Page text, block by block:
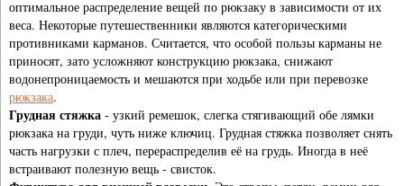
оптимальное распределение вещей по рюкзаку в зависимости от их
веса. Некоторые путешественники являются категорическими
противниками карманов. Считается, что особой пользы карманы не
приносят, зато усложняют конструкцию рюкзака, снижают
водонепроницаемость и мешаются при ходьбе или при перевозке
рюкзака.
Грудная стяжка - узкий ремешок, слегка стягивающий обе лямки
рюкзака на груди, чуть ниже ключиц. Грудная стяжка позволяет снять
часть нагрузки с плеч, перераспределив её на грудь. Иногда в неё
встраивают полезную вещь - свисток.